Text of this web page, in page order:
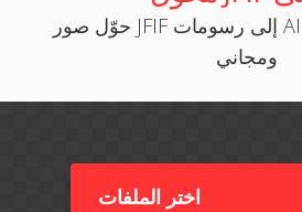
حوّل صور JFIF إلى رسومات AI المتجهة — سريع
ومجاني
اختر الملفات